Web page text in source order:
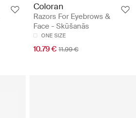
Coloran
Razors For Eyebrows &
Face - Skūšanās
ONE SIZE
10.79 € 11.99 €